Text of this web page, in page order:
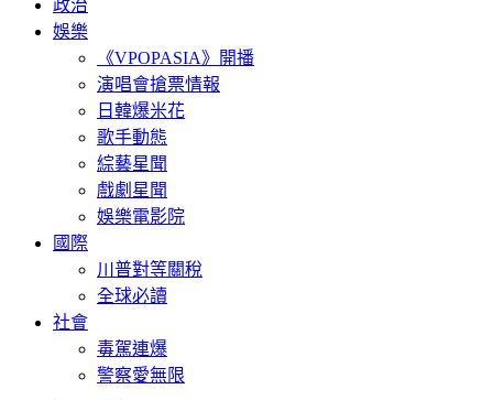
政治
娛樂
《VPOPASIA》開播
演唱會搶票情報
日韓爆米花
歌手動態
綜藝星聞
戲劇星聞
娛樂電影院
國際
川普對等關稅
全球必讀
社會
毒駕連爆
警察愛無限